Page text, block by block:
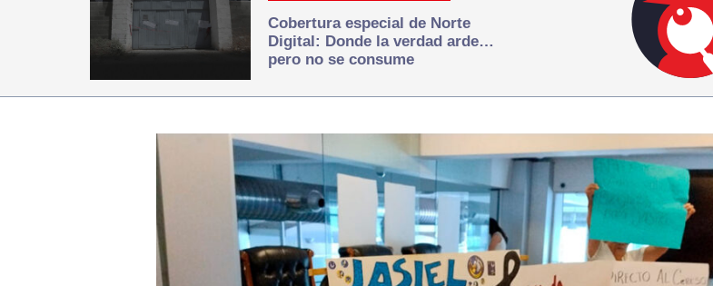
Cobertura especial de Norte
Digital: Donde la verdad arde…
pero no se consume